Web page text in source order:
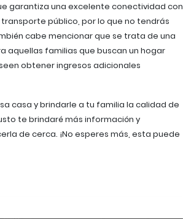
garantiza una excelente conectividad con
público, por lo que no tendrás
cabe mencionar que se trata de una
aquellas familias que buscan un hogar
obtener ingresos adicionales
casa y brindarle a tu familia la calidad de
te brindaré más información y
de cerca. ¡No esperes más, esta puede